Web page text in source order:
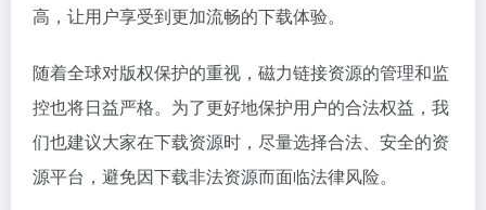
高，让用户享受到更加流畅的下载体验。
随着全球对版权保护的重视，磁力链接资源的管理和监
控也将日益严格。为了更好地保护用户的合法权益，我
们也建议大家在下载资源时，尽量选择合法、安全的资
源平台，避免因下载非法资源而面临法律风险。